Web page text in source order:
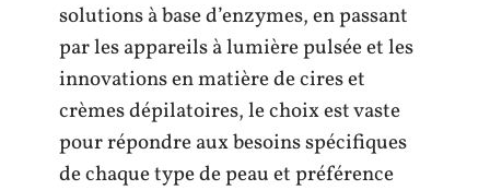
solutions à base d’enzymes, en passant
par les appareils à lumière pulsée et les
innovations en matière de cires et
crèmes dépilatoires, le choix est vaste
pour répondre aux besoins spécifiques
de chaque type de peau et préférence